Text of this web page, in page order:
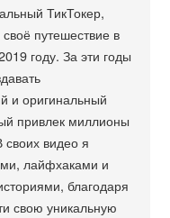
ТикТокер,
путешествие в
году. За эти годы
и оригинальный
привлек миллионы
своих видео я
лайфхаками и
благодаря
свою уникальную